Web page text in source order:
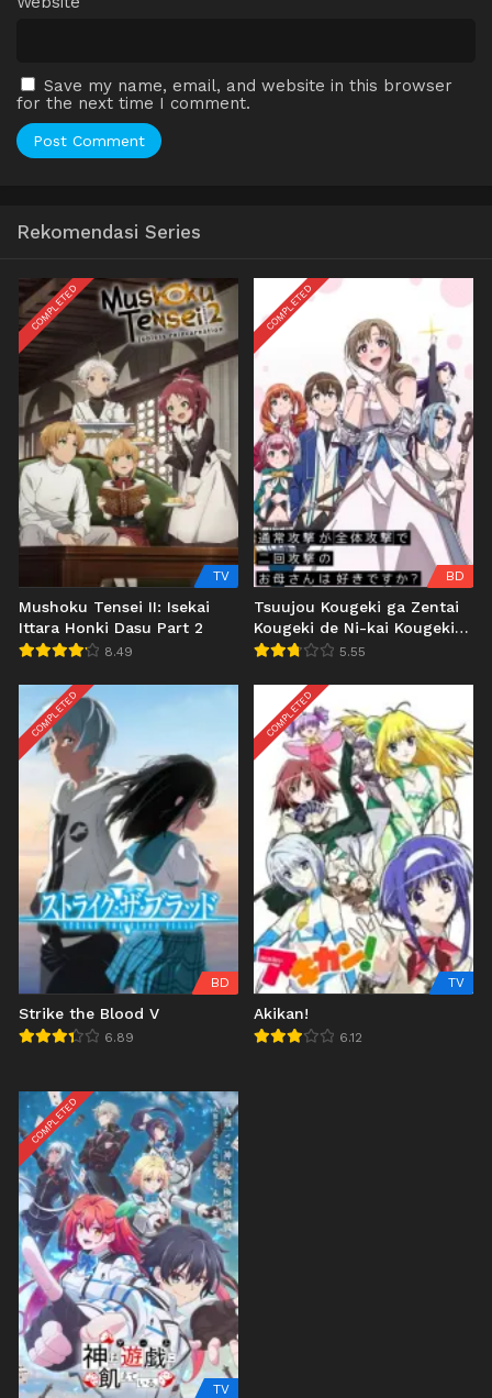
Save my name, email, and website in this browser
for the next time I comment.
Rekomendasi Series
COMPLETED
TV
Mushoku Tensei II: Isekai
Ittara Honki Dasu Part 2
8.49
COMPLETED
BD
Tsuujou Kougeki ga Zentai
Kougeki de Ni-kai Kougeki
no Okaasan wa Suki desu
5.55
COMPLETED
BD
Strike the Blood V
6.89
COMPLETED
TV
Akikan!
6.12
COMPLETED
TV